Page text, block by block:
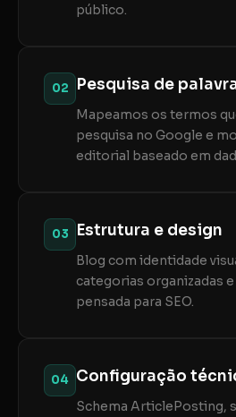
público.
02 Pesquisa de
Mapeamos os termos
pesquisa no Google e
editorial baseado em
03 Estrutura e design
Blog com identidade
categorias organizadas
pensada para SEO.
04 Configuração
Schema ArticlePosting,